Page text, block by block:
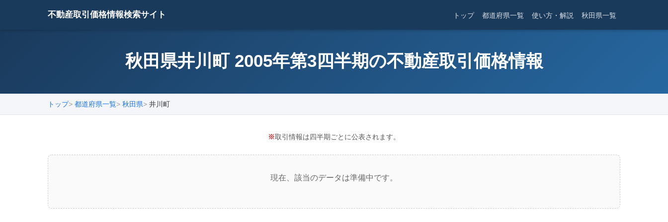
不動産取引価格情報検索サイト トップ 都道府県一覧 使い方・解説 秋田県一覧
秋田県井川町 2005年第3四半期の不動産取引価格情報
トップ 都道府県一覧 秋田県 井川町
※取引情報は四半期ごとに公表されます。
現在、該当のデータは準備中です。